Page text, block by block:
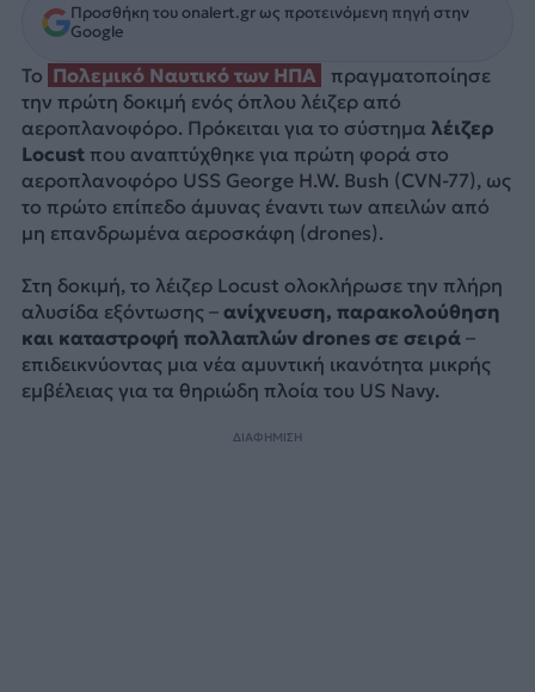
Προσθήκη του onalert.gr ως προτεινόμενη πηγή στην
Google
Το Πολεμικό Ναυτικό των ΗΠΑ
πραγματοποίησε
την πρώτη δοκιμή ενός όπλου λέιζερ από
αεροπλανοφόρο. Πρόκειται για το σύστημα λέιζερ
Locustπου αναπτύχθηκε για πρώτη φορά στο
αεροπλανοφόρο USS George H.W. Bush (CVN-77), ως
το πρώτο επίπεδο άμυνας έναντι των απειλών από
μη επανδρωμένα αεροσκάφη (drones).
Στη δοκιμή, το λέιζερ Locust ολοκλήρωσε την πλήρη
αλυσίδα εξόντωσης – ανίχνευση, παρακολούθηση
και καταστροφή πολλαπλών drones σε σειρά–
επιδεικνύοντας μια νέα αμυντική ικανότητα μικρής
εμβέλειας για τα θηριώδη πλοία του US Navy.
ΔΙΑΦΗΜΙΣΗ